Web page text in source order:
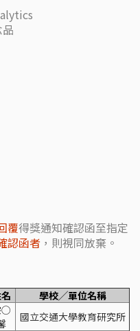
覆得獎通知確認函至指定
認函者 ，則視同放棄。
學校╱單位名稱
○
國立交通大學教育研究所